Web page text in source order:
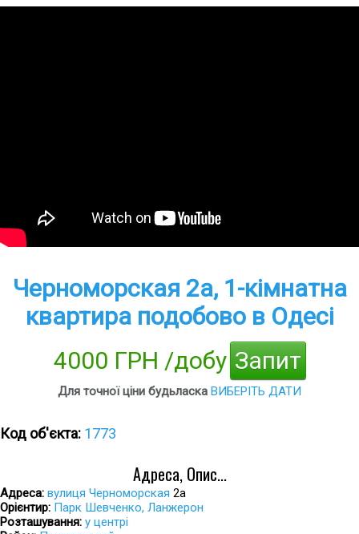
Черноморская 2а, 1-кімнатна
квартира подобово в Одесі
4000 ГРН /добу Запит
Для точної ціни будьласка ВИБЕРІТЬ ДАТИ
Код об'єкта: 1773
Адреса, Опис...
Адреса: вулиця Черноморская 2а
Орієнтир: Парк Шевченко, Ланжерон
Розташування: у центрі